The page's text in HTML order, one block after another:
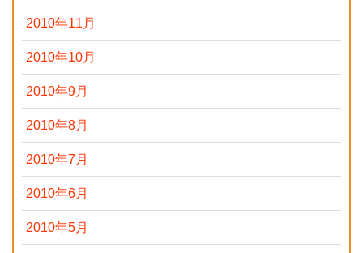
2010年11月
2010年10月
2010年9月
2010年8月
2010年7月
2010年6月
2010年5月